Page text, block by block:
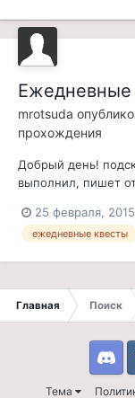
Ежедневные
mrotsuda
прохождения
Добрый день!
выполнил, пишет
сундуки
загорается все
25 февраля, 2015
ежедневные квесты
Главная Поиск
Тема